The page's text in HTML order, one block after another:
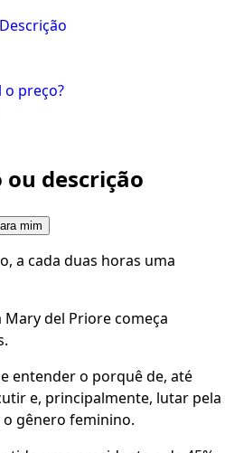
o preço?
ou descrição
mim
a cada duas horas uma
del Priore começa
entender o porquê de, até
e, principalmente, lutar pela
gênero feminino.